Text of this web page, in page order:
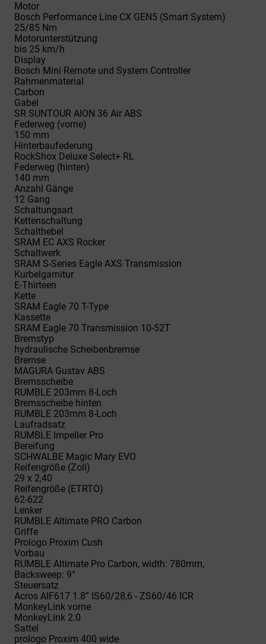
Motor
Bosch Performance Line CX GEN5 (Smart System)
25/85 Nm
Motorunterstützung
bis 25 km/h
Display
Bosch Mini Remote und System Controller
Rahmenmaterial
Carbon
Gabel
SR SUNTOUR AION 36 Air ABS
Federweg (vorne)
150 mm
Hinterbaufederung
RockShox Deluxe Select+ RL
Federweg (hinten)
140 mm
Anzahl Gänge
12 Gang
Schaltungsart
Kettenschaltung
Schalthebel
SRAM EC AXS Rocker
Schaltwerk
SRAM S-Series Eagle AXS Transmission
Kurbelgarnitur
E-Thirteen
Kette
SRAM Eagle 70 T-Type
Kassette
SRAM Eagle 70 Transmission 10-52T
Bremstyp
hydraulische Scheibenbremse
Bremse
MAGURA Gustav ABS
Bremsscheibe
RUMBLE 203mm 8-Loch
Bremsscheibe hinten
RUMBLE 203mm 8-Loch
Laufradsatz
RUMBLE Impeller Pro
Bereifung
SCHWALBE Magic Mary EVO
Reifengröße (Zoll)
29 x 2,40
Reifengröße (ETRTO)
62-622
Lenker
RUMBLE Altimate PRO Carbon
Griffe
Prologo Proxim Cush
Vorbau
RUMBLE Altimate Pro Carbon, width: 780mm,
Backsweep: 9°
Steuersatz
Acros AIF617 1.8” IS60/28,6 - ZS60/46 ICR
MonkeyLink vorne
MonkeyLink 2.0
Sattel
prologo Proxim 400 wide